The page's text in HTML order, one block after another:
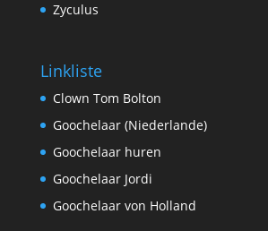
Zyculus
Linkliste
Clown Tom Bolton
Goochelaar (Niederlande)
Goochelaar huren
Goochelaar Jordi
Goochelaar von Holland